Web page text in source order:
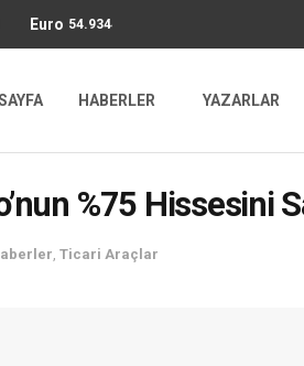
Euro 54.9344
HABERLER YAZARLAR
%75 Hissesini
, Ticari Araçlar